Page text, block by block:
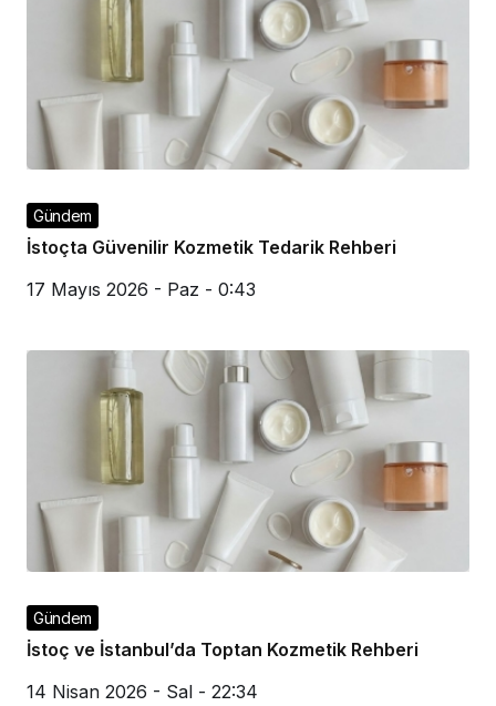
Gündem
İstoçta Güvenilir Kozmetik Tedarik Rehberi
17 Mayıs 2026 - Paz - 0:43
Gündem
İstoç ve İstanbul’da Toptan Kozmetik Rehberi
14 Nisan 2026 - Sal - 22:34